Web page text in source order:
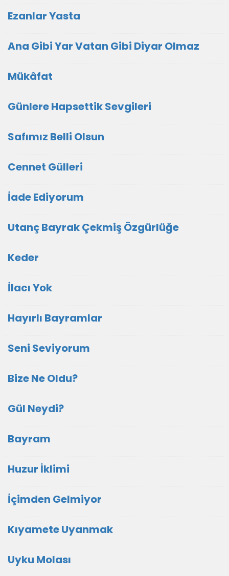
Ezanlar Yasta
Ana Gibi Yar Vatan Gibi Diyar Olmaz
Mükâfat
Günlere Hapsettik Sevgileri
Safımız Belli Olsun
Cennet Gülleri
İade Ediyorum
Utanç Bayrak Çekmiş Özgürlüğe
Keder
İlacı Yok
Hayırlı Bayramlar
Seni Seviyorum
Bize Ne Oldu?
Gül Neydi?
Bayram
Huzur İklimi
İçimden Gelmiyor
Kıyamete Uyanmak
Uyku Molası